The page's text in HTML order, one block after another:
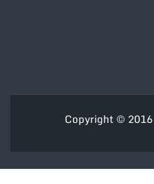
Copyright © 2016